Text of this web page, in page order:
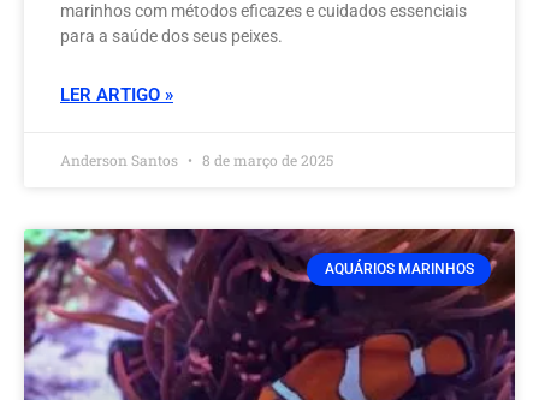
marinhos com métodos eficazes e cuidados essenciais
para a saúde dos seus peixes.
LER ARTIGO »
Anderson Santos 8 de março de 2025
AQUÁRIOS MARINHOS